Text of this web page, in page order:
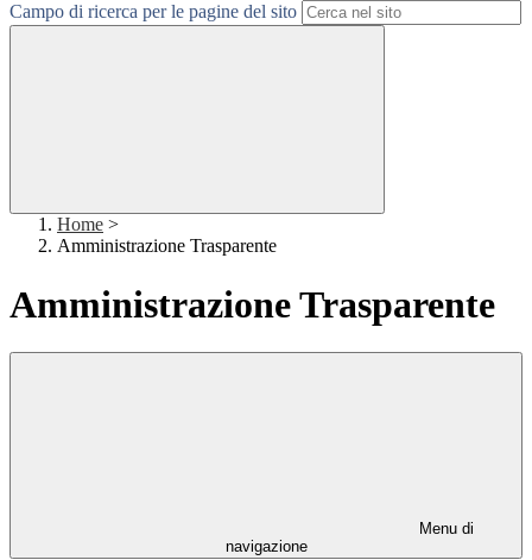
Campo di ricerca per le pagine del sito
Home >
Amministrazione Trasparente
Amministrazione Trasparente
Menu di
navigazione